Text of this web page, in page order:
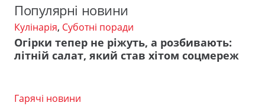
Популярні новини
Кулінарія, Суботні поради
Огірки тепер не ріжуть, а розбивають:
літній салат, який став хітом соцмереж
Гарячі новини